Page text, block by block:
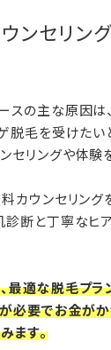
ンセリン
スの主な原因は
脱毛を受けたい
リングや体験
カウンセリング
診断と丁寧なヒ
最適な脱毛プラ
必要でお金が
ます。